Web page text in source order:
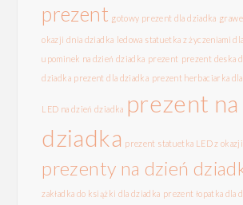
prezent gotowy prezent dla dziadka
okazji dnia dziadka ledowa statuetka z życzeniami
upominek na dzień dziadka prezent prezent deska
dziadka prezent dla dziadka prezent herbaciarka
LED na dzień dziadka prezent
dziadka prezent statuetka LED z
prezenty na dzień
zakładka do książki dla dziadka prezent łopatka dla